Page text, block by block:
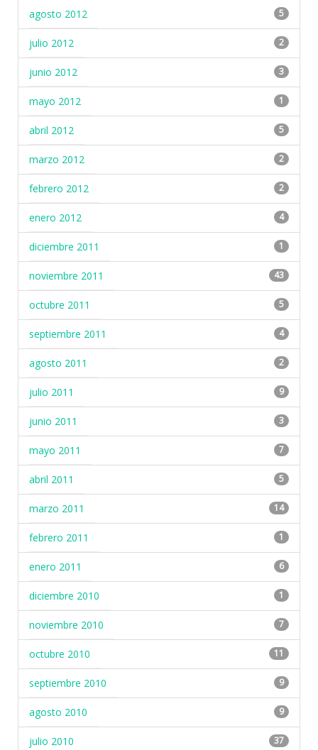
agosto 2012 5
julio 2012 2
junio 2012 3
mayo 2012 1
abril 2012 5
marzo 2012 2
febrero 2012 2
enero 2012 4
diciembre 2011 1
noviembre 2011 43
octubre 2011 5
septiembre 2011 4
agosto 2011 2
julio 2011 9
junio 2011 3
mayo 2011 7
abril 2011 5
marzo 2011 14
febrero 2011 1
enero 2011 6
diciembre 2010 1
noviembre 2010 7
octubre 2010 11
septiembre 2010 9
agosto 2010 9
julio 2010 37